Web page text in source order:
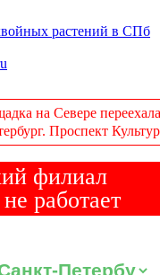
растений в СПб
на Севере
Проспект
филиал
работает